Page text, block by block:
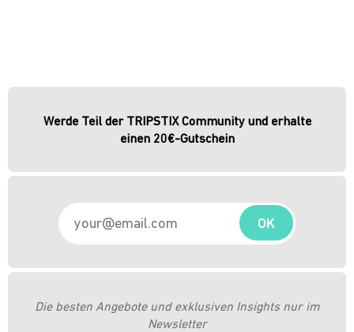
Werde Teil der TRIPSTIX Community und erhalte
einen 20€-Gutschein
OK
Die besten Angebote und exklusiven Insights nur im
Newsletter